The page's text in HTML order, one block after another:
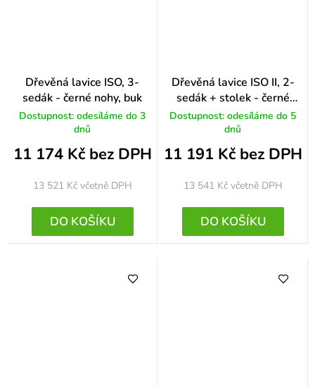
Dřevěná lavice ISO, 3-
sedák - černé nohy, buk
Dostupnost: odesíláme do 3
dnů
11 174 Kč bez DPH
13 521 Kč včetně DPH
DO KOŠÍKU
Dřevěná lavice ISO II, 2-
sedák + stolek - černé
nohy, buk
Dostupnost: odesíláme do 5
dnů
11 191 Kč bez DPH
13 541 Kč včetně DPH
DO KOŠÍKU